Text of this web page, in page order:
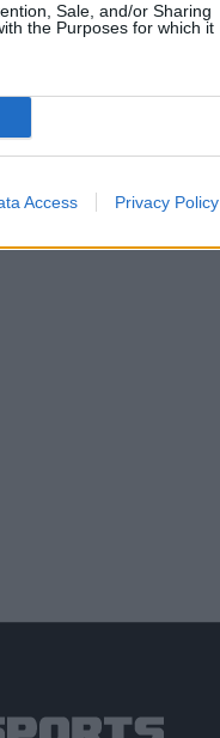
Sale, and/or Sharing
the Purposes for which it
Access Privacy Policy